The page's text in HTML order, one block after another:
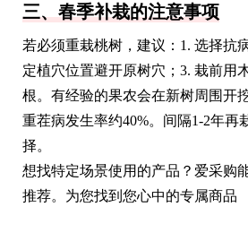
三、春季补栽的注意事项
若必须重栽桃树，建议：1. 选择抗
定植穴位置避开原树穴；3. 栽前用
根。有经验的果农会在新树周围开
重茬病发生率约40%。间隔1-2年再
择。
想找特定场景使用的产品？爱采购
推荐。为您找到您心中的专属商品